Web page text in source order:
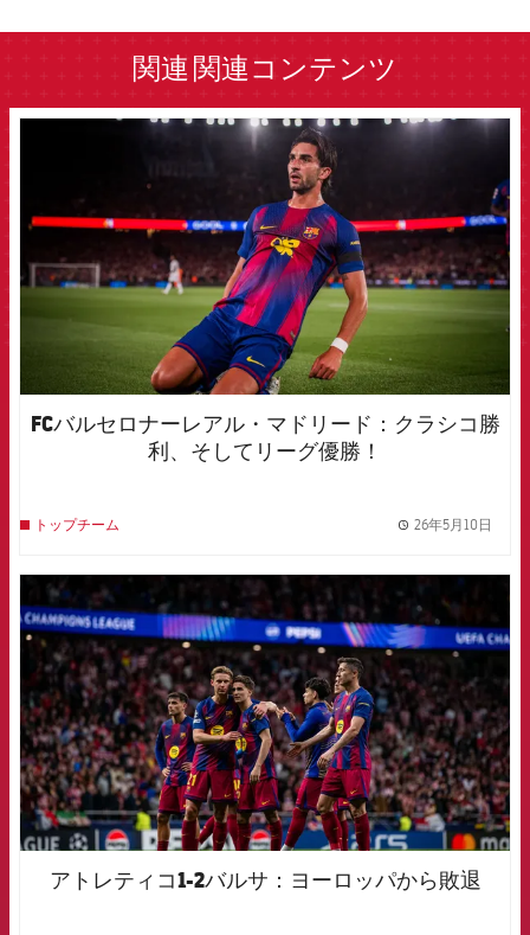
関連 関連コンテンツ
FCB Barcelona badge
FCバルセロナーレアル・マドリード：クラシコ勝
利、そしてリーグ優勝！
トップチーム 26年5月10日
FCB Barcelona badge
アトレティコ1-2バルサ：ヨーロッパから敗退